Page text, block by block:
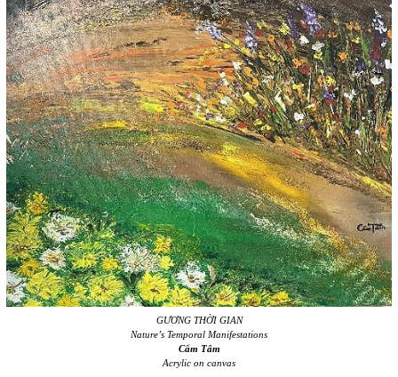
GƯƠNG THỜI GIAN
Nature’s Temporal Manifestations
Cẩm Tâm
Acrylic on canvas